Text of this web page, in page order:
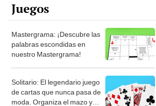
Juegos
Mastergrama: ¡Descubre las
palabras escondidas en
nuestro Mastergrama!
Solitario: El legendario juego
de cartas que nunca pasa de
moda. Organiza el mazo y